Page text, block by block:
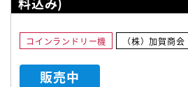
コインランドリー機 （株）加賀商会
販売中